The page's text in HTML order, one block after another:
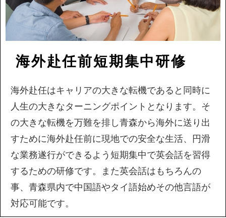
海外赴任前短期集中研修
海外赴任はキャリアの大きな転機であると同時に
人生の大きなターニングポイントとなります。そ
の大きな転機を万難を排し青森から海外に送り出
すために海外赴任前に現地での安全な生活、円滑
な業務遂行ができるよう短期集中で英会話を習得
するための研修です。また英会話はもちろんの
事、青森県内で中国語やタイ語始めその他言語が
対応可能です。